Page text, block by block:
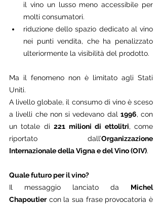
il vino un lusso meno accessibile per
molti consumatori.
riduzione dello spazio dedicato al vino
nei punti vendita, che ha penalizzato
ulteriormente la visibilità del prodotto.
Ma il fenomeno non è limitato agli Stati
Uniti.
A livello globale, il consumo di vino è sceso
a livelli che non si vedevano dal 1996, con
un totale di 221 milioni di ettolitri, come
riportato dall’Organizzazione
Internazionale della Vigna e del Vino (OIV).
Quale futuro per il vino?
Il messaggio lanciato da Michel
Chapoutier con la sua frase provocatoria è